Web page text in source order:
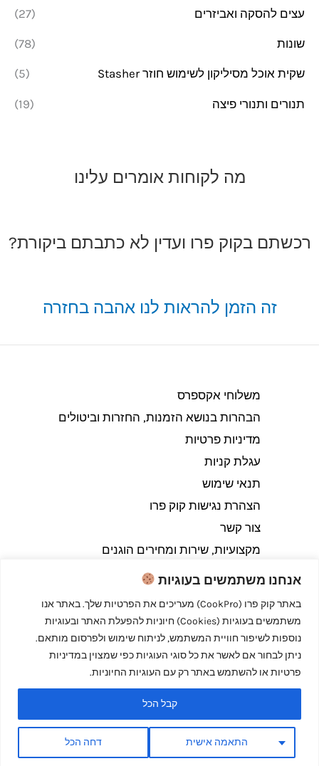
אנחנו משתמשים בעוגיות
באתר קוק פרו (CookPro) מעריכים את הפרטיות שלך. באתר אנו
משתמשים בעוגיות (Cookies) חיוניות להפעלת האתר ובעוגיות
נוספות לשיפור חוויית המשתמש, לניתוח שימוש ולפרסום מותאם.
ניתן לבחור אם לאשר את כל סוגי העוגיות כפי שמצוין במדיניות
פרטיות או להשתמש באתר רק עם העוגיות החיוניות.
התאמה אישית דחה הכל
קבל הכל
עצים להסקה ואביזרים (27)
שונות (78)
שקית אוכל מסיליקון לשימוש חוזר Stasher (5)
תנורים ותנורי פיצה (19)
מה לקוחות אומרים עלינו
רכשתם בקוק פרו ועדין לא כתבתם ביקורת?
זה הזמן להראות לנו אהבה בחזרה
משלוחי אקספרס
הבהרות בנושא הזמנות, החזרות וביטולים​
מדיניות פרטיות
עגלת קניות
תנאי שימוש
הצהרת נגישות קוק פרו
צור קשר
מקצועיות, שירות ומחירים הוגנים
Copyright © 2026 קוק פרו - לבשל כמו מקצוענים
Powered by קוק פרו - לבשל כמו מקצוענים